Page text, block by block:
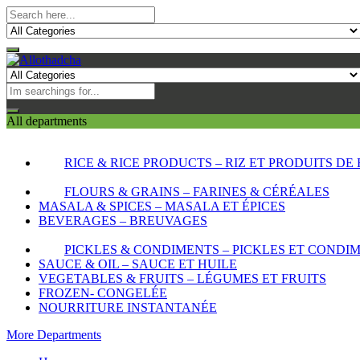
All departments
RICE & RICE PRODUCTS – RIZ ET PRODUITS DE
FLOURS & GRAINS – FARINES & CÉRÉALES
MASALA & SPICES – MASALA ET ÉPICES
BEVERAGES – BREUVAGES
PICKLES & CONDIMENTS – PICKLES ET
SAUCE & OIL – SAUCE ET HUILE
VEGETABLES & FRUITS – LÉGUMES ET FRUITS
FROZEN- CONGELÉE
NOURRITURE INSTANTANÉE
More Departments